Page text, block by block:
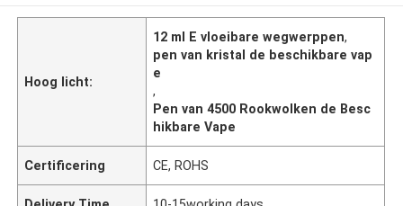
Hoog licht:
12 ml E vloeibare wegwerppen,
pen van kristal de beschikbare vap
e
,
Pen van 4500 Rookwolken de Besc
hikbare Vape
Certificering CE, ROHS